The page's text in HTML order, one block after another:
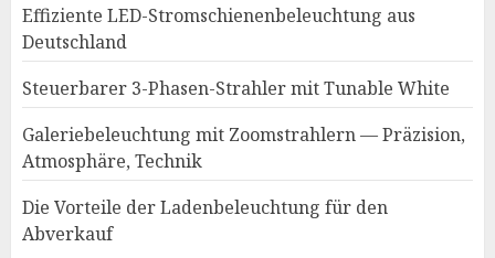
Effiziente LED-Stromschienenbeleuchtung aus
Deutschland
Steuerbarer 3-Phasen-Strahler mit Tunable White
Galeriebeleuchtung mit Zoomstrahlern — Präzision,
Atmosphäre, Technik
Die Vorteile der Ladenbeleuchtung für den
Abverkauf